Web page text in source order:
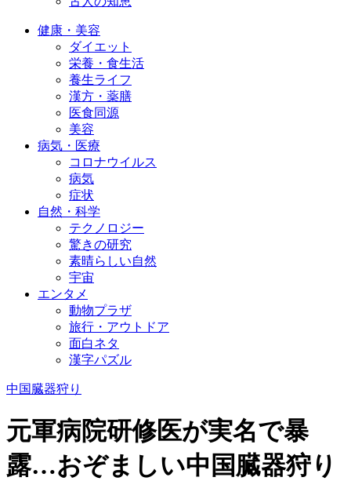
健康・美容
ダイエット
栄養・食生活
養生ライフ
漢方・薬膳
医食同源
美容
病気・医療
コロナウイルス
病気
症状
自然・科学
テクノロジー
驚きの研究
素晴らしい自然
宇宙
エンタメ
動物プラザ
旅行・アウトドア
面白ネタ
漢字パズル
中国臓器狩り
元軍病院研修医が実名で暴
露…おぞましい中国臓器狩り